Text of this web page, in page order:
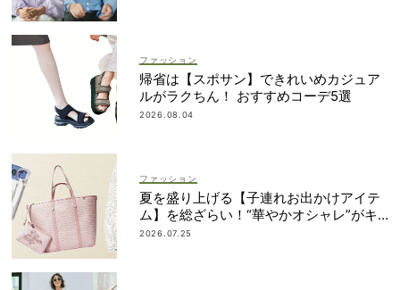
ファッション
帰省は【スポサン】できれいめカジュア
ルがラクちん！ おすすめコーデ5選
2026.08.04
ファッション
夏を盛り上げる【子連れお出かけアイテ
ム】を総ざらい！“華やかオシャレ”がキ
ーワード
2026.07.25